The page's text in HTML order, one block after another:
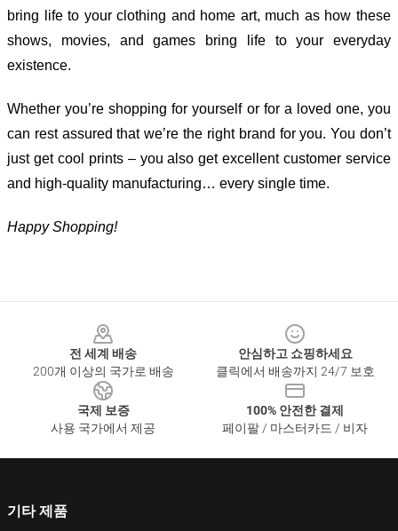
bring life to your clothing and home art, much as how these
shows, movies, and games bring life to your everyday
existence.
Whether you’re shopping for yourself or for a loved one, you
can rest assured that we’re the right brand for you. You don’t
just get cool prints – you also get excellent customer service
and high-quality manufacturing… every single time.
Happy Shopping!
전 세계 배송
200개 이상의 국가로 배송
안심하고 쇼핑하세요
클릭에서 배송까지 24/7 보호
국제 보증
사용 국가에서 제공
100% 안전한 결제
페이팔 / 마스터카드 / 비자
기타 제품